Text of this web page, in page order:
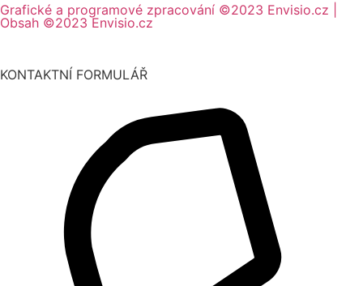
Grafické a programové zpracování ©2023 Envisio.cz |
Obsah ©2023 Envisio.cz
KONTAKTNÍ FORMULÁŘ